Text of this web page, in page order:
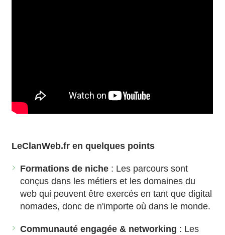
LeClanWeb.fr en quelques points
Formations de niche : Les parcours sont
conçus dans les métiers et les domaines du
web qui peuvent être exercés en tant que digital
nomades, donc de n'importe où dans le monde.
Communauté engagée & networking : Les